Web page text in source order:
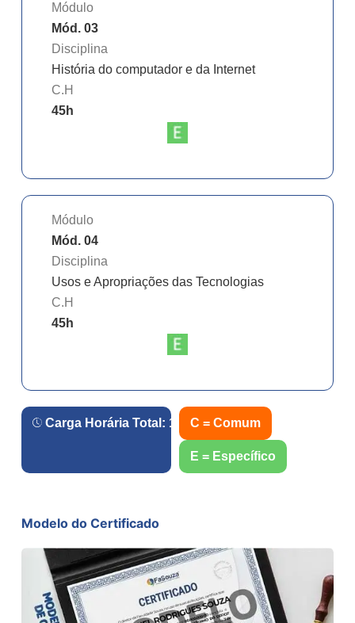
Módulo
Mód. 03
Disciplina
História do computador e da Internet
C.H
45h
Módulo
Mód. 04
Disciplina
Usos e Apropriações das Tecnologias
C.H
45h
Carga Horária Total: 180 h.
C = Comum
E = Específico
Modelo do Certificado